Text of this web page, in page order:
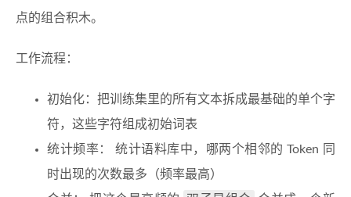
点的组合积木。
工作流程：
初始化：把训练集里的所有文本拆成最基础的单个字
符，这些字符组成初始词表
统计频率： 统计语料库中，哪两个相邻的 Token 同
时出现的次数最多（频率最高）